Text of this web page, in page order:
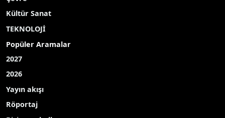
Kültür Sanat
TEKNOLOJİ
Popüler Aramalar
2027
2026
Yayın akışı
Röportaj